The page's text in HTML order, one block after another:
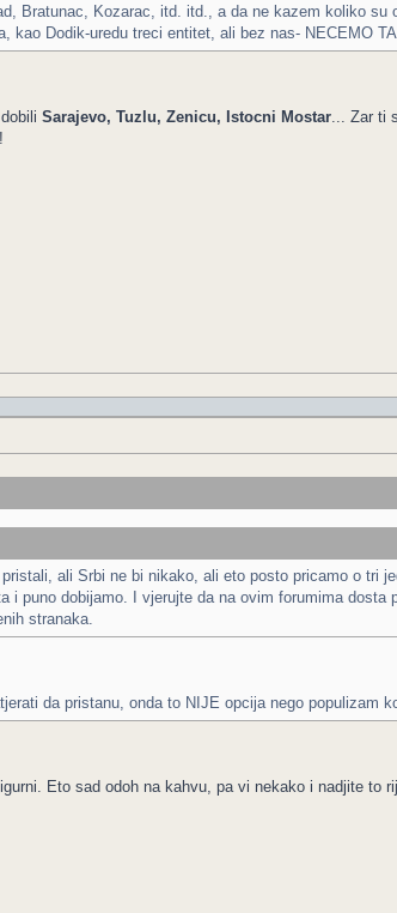
Bratunac, Kozarac, itd. itd., a da ne kazem koliko
kao Dodik-uredu treci entitet, ali bez nas- NECEMO
Sarajevo, Tuzlu, Zenicu, Istocni Mostar... Zar ti
ali Srbi ne bi nikako, ali eto posto pricamo o tri
puno dobijamo. I vjerujte da na ovim forumima
stranaka.
da pristanu, onda to NIJE opcija nego populizam
Eto sad odoh na kahvu, pa vi nekako i nadjite to